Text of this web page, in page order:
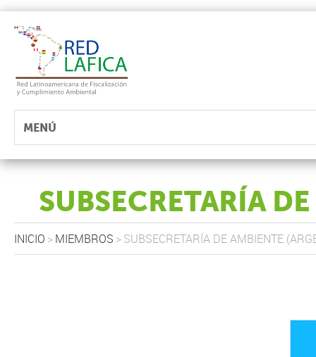
MENÚ
SUBSECRETARÍA
INICIO >MIEMBROS >SUBSECRETARÍA DE AMBIENTE